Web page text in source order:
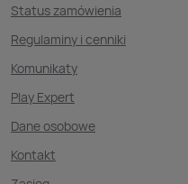
Status zamówienia
Regulaminy i cenniki
Komunikaty
Play Expert
Dane osobowe
Kontakt